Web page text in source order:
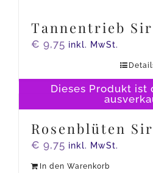
Dieses Produkt
Tannentrieb
€ 9,75 inkl. MwSt.
Rosenblüten
€ 9,75 inkl. MwSt.
In den Warenkorb